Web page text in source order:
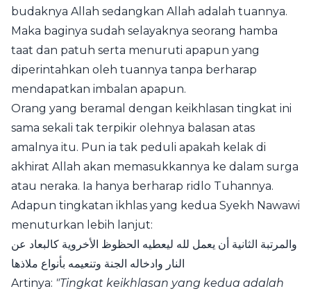
budaknya Allah sedangkan Allah adalah tuannya.
Maka baginya sudah selayaknya seorang hamba
taat dan patuh serta menuruti apapun yang
diperintahkan oleh tuannya tanpa berharap
mendapatkan imbalan apapun.
Orang yang beramal dengan keikhlasan tingkat ini
sama sekali tak terpikir olehnya balasan atas
amalnya itu. Pun ia tak peduli apakah kelak di
akhirat Allah akan memasukkannya ke dalam surga
atau neraka. Ia hanya berharap ridlo Tuhannya.
Adapun tingkatan ikhlas yang kedua Syekh Nawawi
menuturkan lebih lanjut:
والمرتبة الثانية أن يعمل لله ليعطيه الحظوظ الأخروية كالبعاد عن
النار وادخاله الجنة وتنعيمه بأنواع ملاذها
Artinya: "Tingkat keikhlasan yang kedua adalah